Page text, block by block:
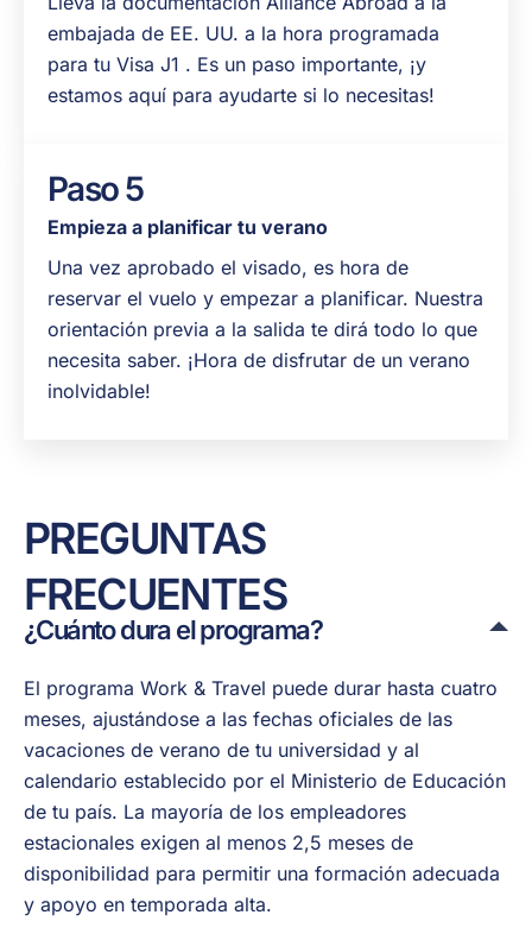
embajada de EE. UU. a la hora programada
para tu Visa J1 . Es un paso importante, ¡y
estamos aquí para ayudarte si lo necesitas!
Paso 5
Empieza a planificar tu verano
Una vez aprobado el visado, es hora de
reservar el vuelo y empezar a planificar. Nuestra
orientación previa a la salida te dirá todo lo que
necesita saber. ¡Hora de disfrutar de un verano
inolvidable!
PREGUNTAS
FRECUENTES
¿Cuánto dura el programa?
El programa Work & Travel puede durar hasta cuatro
meses, ajustándose a las fechas oficiales de las
vacaciones de verano de tu universidad y al
calendario establecido por el Ministerio de Educación
de tu país. La mayoría de los empleadores
estacionales exigen al menos 2,5 meses de
disponibilidad para permitir una formación adecuada
y apoyo en temporada alta.